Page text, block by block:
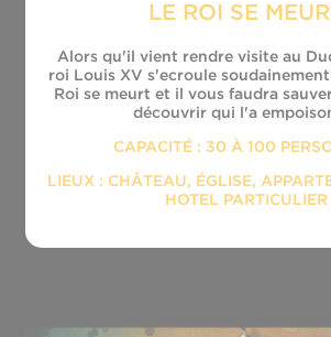
LE ROI SE
Alors qu'il vient rendre visite au
roi Louis XV s'ecroule
Roi se meurt et il vous faudra
découvrir qui l'a
CAPACITÉ : 30 À 100
LIEUX : CHÂTEAU, ÉGLISE,
HOTEL PARTICULIER